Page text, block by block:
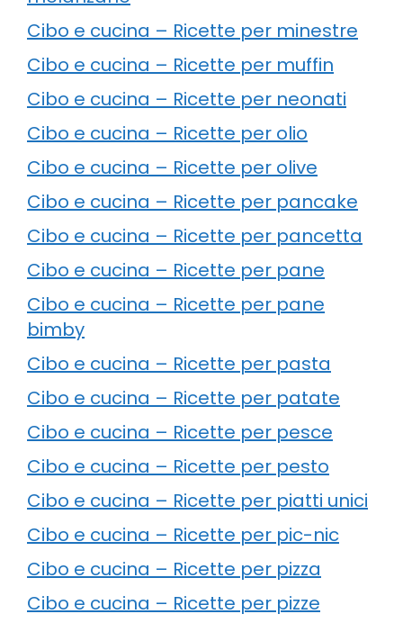
Cibo e cucina – Ricette per minestre
Cibo e cucina – Ricette per muffin
Cibo e cucina – Ricette per neonati
Cibo e cucina – Ricette per olio
Cibo e cucina – Ricette per olive
Cibo e cucina – Ricette per pancake
Cibo e cucina – Ricette per pancetta
Cibo e cucina – Ricette per pane
Cibo e cucina – Ricette per pane
bimby
Cibo e cucina – Ricette per pasta
Cibo e cucina – Ricette per patate
Cibo e cucina – Ricette per pesce
Cibo e cucina – Ricette per pesto
Cibo e cucina – Ricette per piatti unici
Cibo e cucina – Ricette per pic-nic
Cibo e cucina – Ricette per pizza
Cibo e cucina – Ricette per pizze